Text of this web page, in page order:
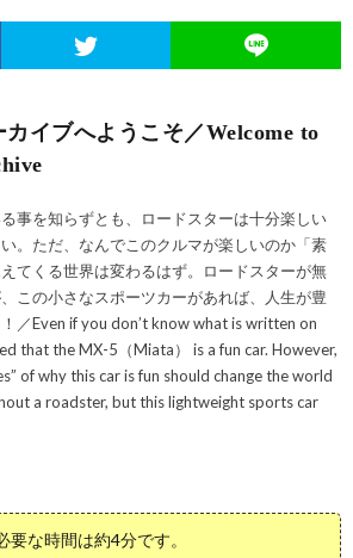
カイブへようこそ／Welcome to
事を知らずとも、ロードスターは十分楽しい
。ただ、なんでこのクルマが楽しいのか「素
てくる世界は変わるはず。ロードスターが無
この小さなスポーツカーがあれば、人生が豊
／Even if you don’t know what is written on
that the MX-5（Miata） is a fun car. However,
of why this car is fun should change the world
a roadster, but this lightweight sports car
要な時間は約4分です。